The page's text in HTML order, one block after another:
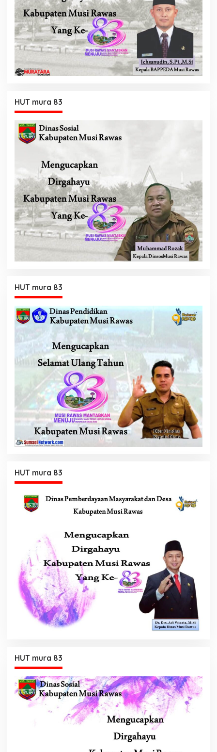
HUT mura 83
HUT mura 83
HUT mura 83
HUT mura 83